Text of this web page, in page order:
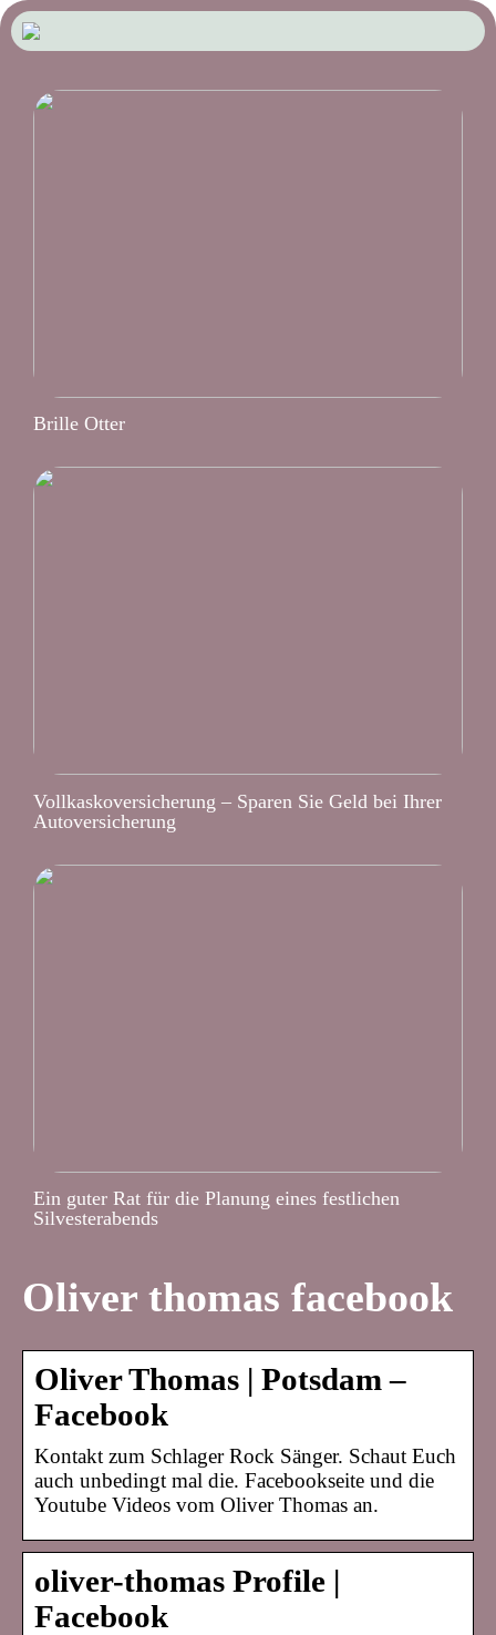
Brille Otter
Vollkaskoversicherung – Sparen Sie Geld bei Ihrer
Autoversicherung
Ein guter Rat für die Planung eines festlichen
Silvesterabends
Oliver thomas facebook
Oliver Thomas | Potsdam –
Facebook
Kontakt zum Schlager Rock Sänger. Schaut Euch
auch unbedingt mal die. Facebookseite und die
Youtube Videos vom Oliver Thomas an.
oliver-thomas Profile |
Facebook